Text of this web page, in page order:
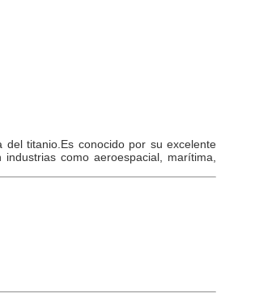
titanio.Es conocido por su excelente
como aeroespacial, marítima,